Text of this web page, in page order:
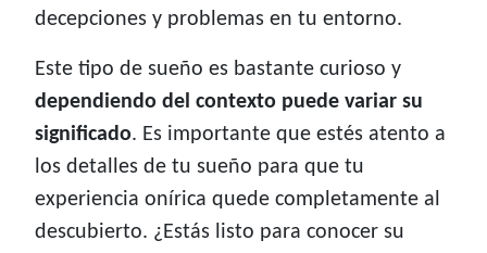
decepciones y problemas en tu entorno.
Este tipo de sueño es bastante curioso y
dependiendo del contexto puede variar su
significado. Es importante que estés atento a
los detalles de tu sueño para que tu
experiencia onírica quede completamente al
descubierto. ¿Estás listo para conocer su